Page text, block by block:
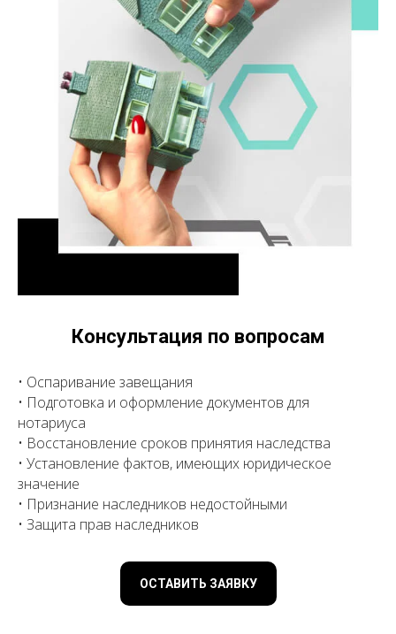
Консультация по вопросам
• Оспаривание завещания
• Подготовка и оформление документов для
нотариуса
• Восстановление сроков принятия наследства
• Установление фактов, имеющих юридическое
значение
• Признание наследников недостойными
• Защита прав наследников
ОСТАВИТЬ ЗАЯВКУ